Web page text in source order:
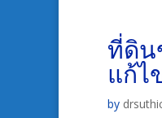
ที่ดิน
แก้ไ
by